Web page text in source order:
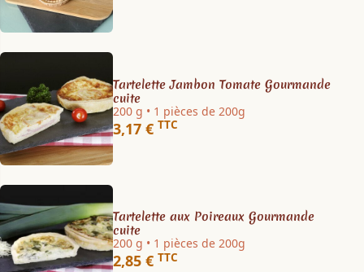
Tartelette Jambon Tomate Gourmande
cuite
200 g • 1 pièces de 200g
3,17 € TTC
Tartelette aux Poireaux Gourmande
cuite
200 g • 1 pièces de 200g
2,85 € TTC